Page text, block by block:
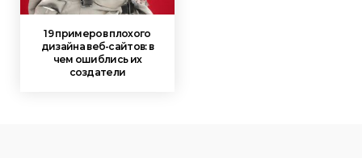
19 примеров плохого
дизайна веб-сайтов: в
чем ошиблись их
создатели